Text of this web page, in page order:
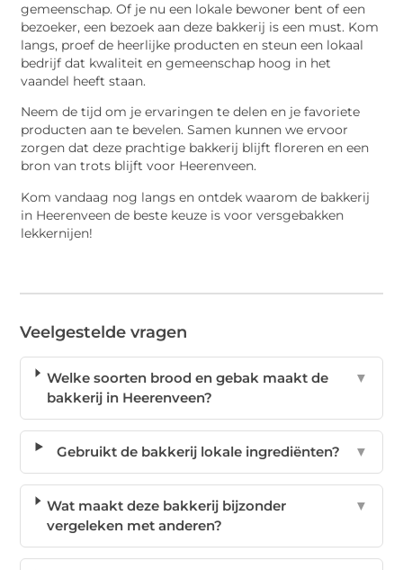
gemeenschap. Of je nu een lokale bewoner bent of een
bezoeker, een bezoek aan deze bakkerij is een must. Kom
langs, proef de heerlijke producten en steun een lokaal
bedrijf dat kwaliteit en gemeenschap hoog in het
vaandel heeft staan.
Neem de tijd om je ervaringen te delen en je favoriete
producten aan te bevelen. Samen kunnen we ervoor
zorgen dat deze prachtige bakkerij blijft floreren en een
bron van trots blijft voor Heerenveen.
Kom vandaag nog langs en ontdek waarom de bakkerij
in Heerenveen de beste keuze is voor versgebakken
lekkernijen!
Veelgestelde vragen
Welke soorten brood en gebak maakt de
bakkerij in Heerenveen?
▼
Gebruikt de bakkerij lokale ingrediënten? ▼
Wat maakt deze bakkerij bijzonder
vergeleken met anderen?
▼